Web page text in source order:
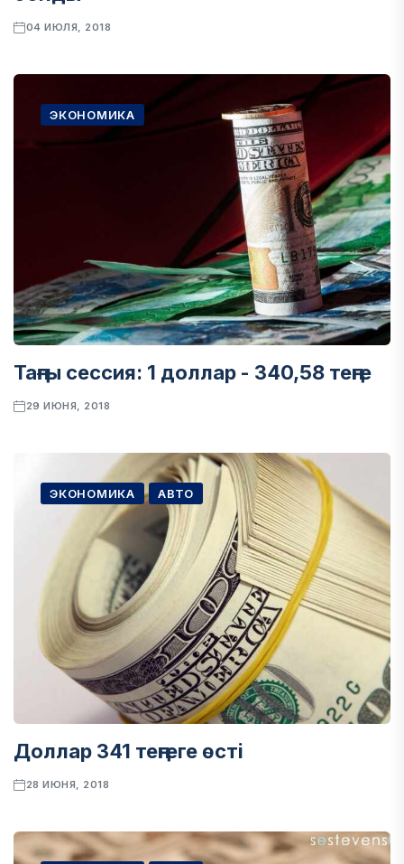
04 ИЮЛЯ, 2018
ЭКОНОМИКА
Таңғы сессия: 1 доллар - 340,58 теңге
29 ИЮНЯ, 2018
ЭКОНОМИКА АВТО
Доллар 341 теңгеге өсті
28 ИЮНЯ, 2018